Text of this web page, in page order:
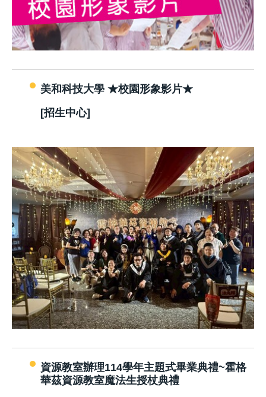
美和科技大學 ★校園形象影片★
[招生中心]
資源教室辦理114學年主題式畢業典禮~霍格
華茲資源教室魔法生授杖典禮